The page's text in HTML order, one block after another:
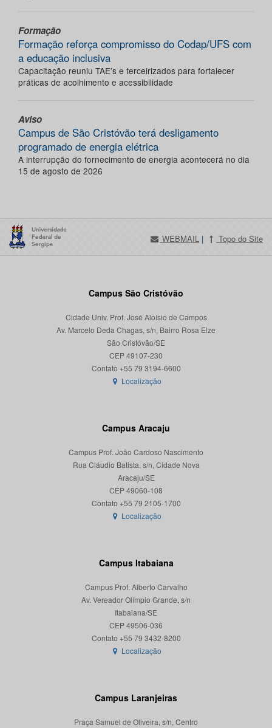
Formação
Formação reforça compromisso do Codap/UFS com
a educação inclusiva
Capacitação reuniu TAE’s e terceirizados para fortalecer
práticas de acolhimento e acessibilidade
Aviso
Campus de São Cristóvão terá desligamento
programado de energia elétrica
A interrupção do fornecimento de energia acontecerá no dia
15 de agosto de 2026
WEBMAIL | Topo do Site
Campus São Cristóvão
Cidade Univ. Prof. José Aloísio de Campos
Av. Marcelo Deda Chagas, s/n, Bairro Rosa Elze
São Cristóvão/SE
CEP 49107-230
Localização
Campus Aracaju
Campus Prof. João Cardoso Nascimento
Rua Cláudio Batista, s/n, Cidade Nova
Aracaju/SE
CEP 49060-108
Localização
Campus Itabaiana
Campus Prof. Alberto Carvalho
Av. Vereador Olímpio Grande, s/n
Itabaiana/SE
CEP 49506-036
Localização
Campus Laranjeiras
Praça Samuel de Oliveira, s/n, Centro